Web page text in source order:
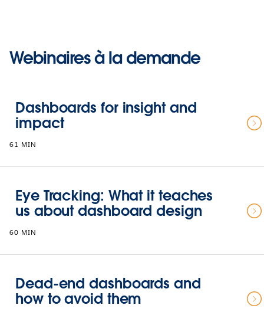
Webinaires à la demande
Dashboards for insight and
impact
61 MIN
Eye Tracking: What it teaches
us about dashboard design
60 MIN
Dead-end dashboards and
how to avoid them